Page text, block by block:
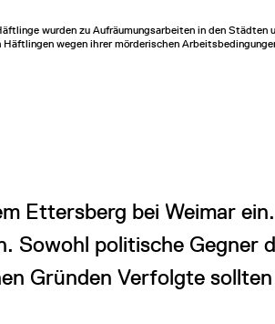
wurden zu Aufräumungsarbeiten in den Städten
wegen ihrer mörderischen
Ettersberg bei Weimar
Sowohl politische Gegner
Gründen Verfolgte